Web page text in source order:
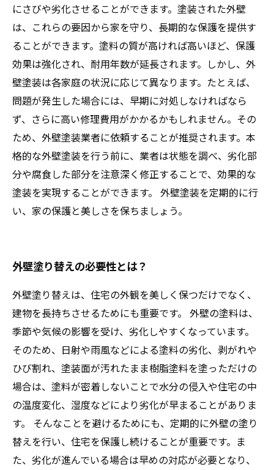
にさびや劣化させることができます。塗装された外壁
は、これらの要因から家を守り、長期的な保護を提供す
ることができます。塗料の質が高ければ高いほど、保護
効果は強化され、耐用年数が延長されます。しかし、外
壁塗装は各家庭の状況に応じて異なります。たとえば、
問題が発生した場合には、早期に対処しなければなら
ず、さらに高い修理費用がかかるかもしれません。その
ため、外壁塗装業者に依頼することが推奨されます。本
格的な外壁塗装を行う前に、業者は状態を調べ、劣化部
分や腐食した部分を注意深く修正することで、効果的な
塗装を実現することができます。 外壁塗装を定期的に行
い、家の保護と美しさを保ちましょう。
外壁塗り替えの必要性とは？
外壁塗り替えは、住宅の外観を美しく保つだけでなく、
建物を長持ちさせるためにも重要です。 外壁の塗料は、
季節や気候の影響を受け、劣化しやすくなっています。
そのため、日射や雨風などによる塗料の劣化、剥がれや
ひび割れ、塗装面が汚れたまま樹脂塗料を塗っただけの
場合は、塗料が密着しないことで水分の侵入や住宅の中
の温度変化、湿度などにより劣化が早まることがありま
す。 そんなことを避けるためにも、定期的に外壁の塗り
替えを行い、住宅を保護し続けることが重要です。ま
た、劣化が進んでいる場合は早めの対応が必要となり、